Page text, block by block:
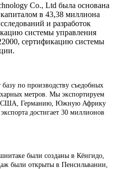
Co., Ltd была основана
в 43,38 миллиона
и разработок
системы управления
сертификацию системы
по производству съедобных
метров. Мы экспортируем
Германию, Южную Африку
достигает 30 миллионов
были созданы в Кёнгидо,
были открыты в Пенсильвании,